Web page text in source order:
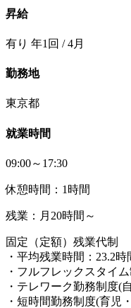
昇給
有り 年1回 / 4月
勤務地
東京都
就業時間
09:00～17:30
休憩時間：1時間
残業：月20時間～
固定（定額）残業代制
・平均残業時間：23.2
・フルフレックスタイ
・テレワーク勤務制度(
・短時間勤務制度(育児